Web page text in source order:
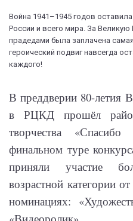
Война 1941–1945 годов
России и всего мира. За
прадедами была заплачена
героический подвиг навсегда
каждого!
В преддверии 80-летия
в РЦКД прошёл
творчества
финальном туре
приняли участие
возрастной категории
номинациях: